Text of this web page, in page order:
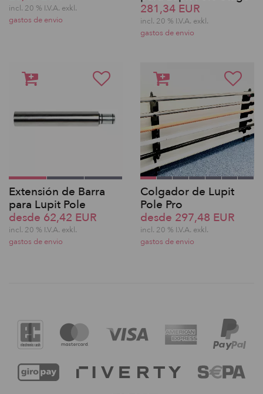
incl. 20 % I.V.A. exkl.
gastos de envio
281,34 EUR
incl. 20 % I.V.A. exkl.
gastos de envio
Extensión de Barra
para Lupit Pole
desde 62,42 EUR
incl. 20 % I.V.A. exkl.
gastos de envio
Colgador de Lupit
Pole Pro
desde 297,48 EUR
incl. 20 % I.V.A. exkl.
gastos de envio